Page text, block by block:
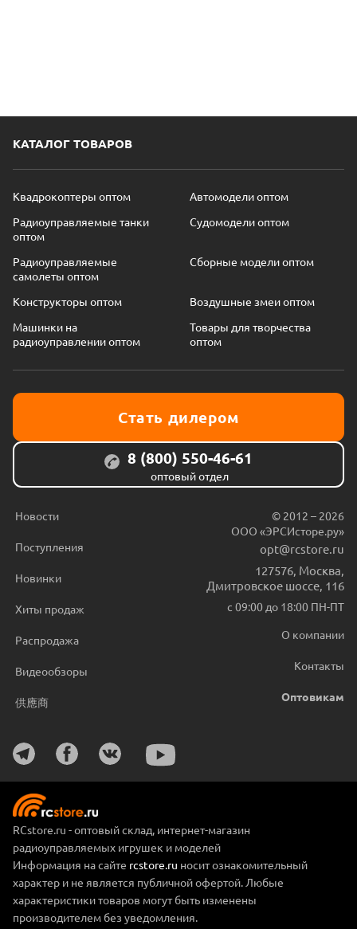
КАТАЛОГ ТОВАРОВ
Квадрокоптеры оптом
Автомодели оптом
Радиоуправляемые танки
оптом
Судомодели оптом
Радиоуправляемые
самолеты оптом
Сборные модели оптом
Конструкторы оптом
Воздушные змеи оптом
Машинки на
радиоуправлении оптом
Товары для творчества
оптом
Стать дилером
8 (800) 550-46-61
оптовый отдел
Новости
Поступления
Новинки
Хиты продаж
Распродажа
Видеообзоры
供應商
© 2012 – 2026
ООО «ЭРСИсторе.ру»
opt@rcstore.ru
127576 Москва
Дмитровское шоссе, 116
с 09:00 до 18:00 ПН-ПТ
О компании
Контакты
Оптовикам
RCstore.ru - оптовый склад, интернет-магазин
радиоуправляемых игрушек и моделей
Информация на сайте rcstore.ru носит ознакомительный
характер и не является публичной офертой. Любые
характеристики товаров могут быть изменены
производителем без уведомления.